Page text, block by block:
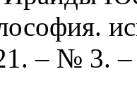
– № 3.